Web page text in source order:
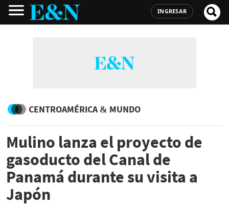
INGRESAR
CENTROAMÉRICA & MUNDO
Mulino lanza el proyecto de
gasoducto del Canal de
Panamá durante su visita a
Japón